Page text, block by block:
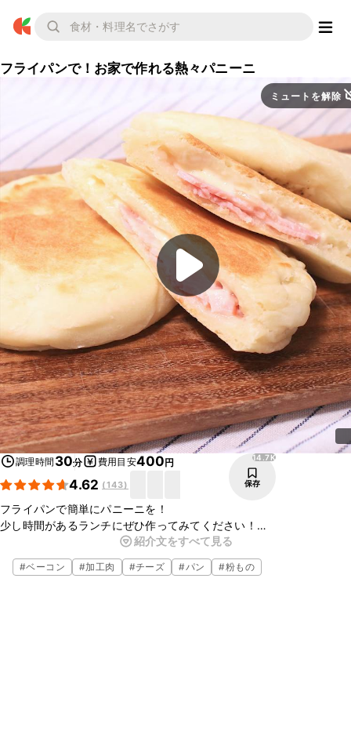
フライパンで！お家で作れる熱々パニーニ
ミュートを解除
調理時間 30分 費用目安400円
4.62 (143)
14.7K
保存
フライパンで簡単にパニーニを！
少し時間があるランチにぜひ作ってみてください！
中に入れる材料はお好みで変えてくださいね。
自宅で熱々の出来立てパニーニが作れます！
フライパンで焼けるのでお手軽に作れちゃいます。
紹介文をすべて見る
#ベーコン #加工肉 #チーズ #パン #粉もの